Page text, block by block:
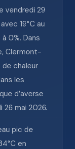
vendredi 29
19°C au
0%. Dans
Clermont-
chaleur
les
d’averse
26 mai 2026.
pic de
en